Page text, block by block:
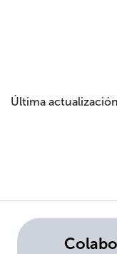
Última